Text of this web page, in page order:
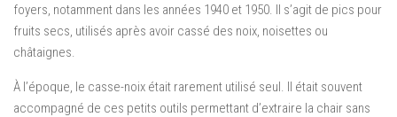
foyers, notamment dans les années 1940 et 1950. Il s’agit de pics pour
fruits secs, utilisés après avoir cassé des noix, noisettes ou
châtaignes.
À l’époque, le casse-noix était rarement utilisé seul. Il était souvent
accompagné de ces petits outils permettant d’extraire la chair sans